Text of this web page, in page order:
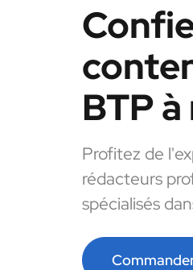
BTP
Profitez de
rédacteurs
spécialisés